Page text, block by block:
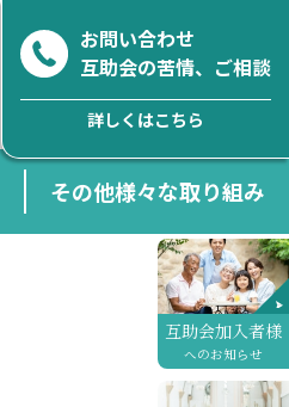
その他様々な取り組み
お問い合わせ
互助会の苦情、ご相談
詳しくはこちら
互助会加入者様
へのお知らせ